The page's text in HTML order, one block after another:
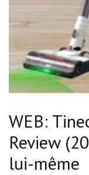
WEB:
Review
lui-même